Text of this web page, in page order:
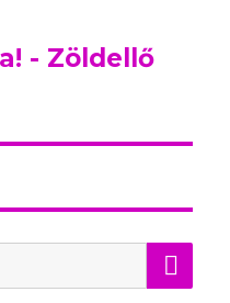
- Zöldellő